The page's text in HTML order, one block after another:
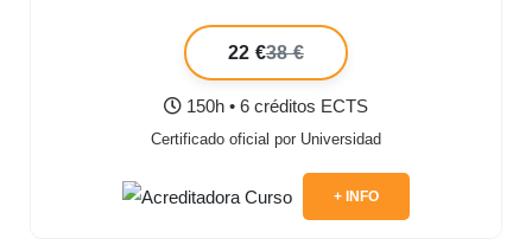
22 €38 €
150h • 6 créditos ECTS
Certificado oficial por Universidad
+ INFO